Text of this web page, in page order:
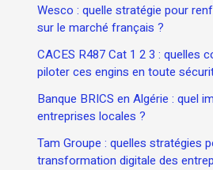
Wesco : quelle stratégie pour
sur le marché français ?
CACES R487 Cat 1 2 3 : quelles
piloter ces engins en toute
Banque BRICS en Algérie : quel
entreprises locales ?
Tam Groupe : quelles stratégies
transformation digitale des